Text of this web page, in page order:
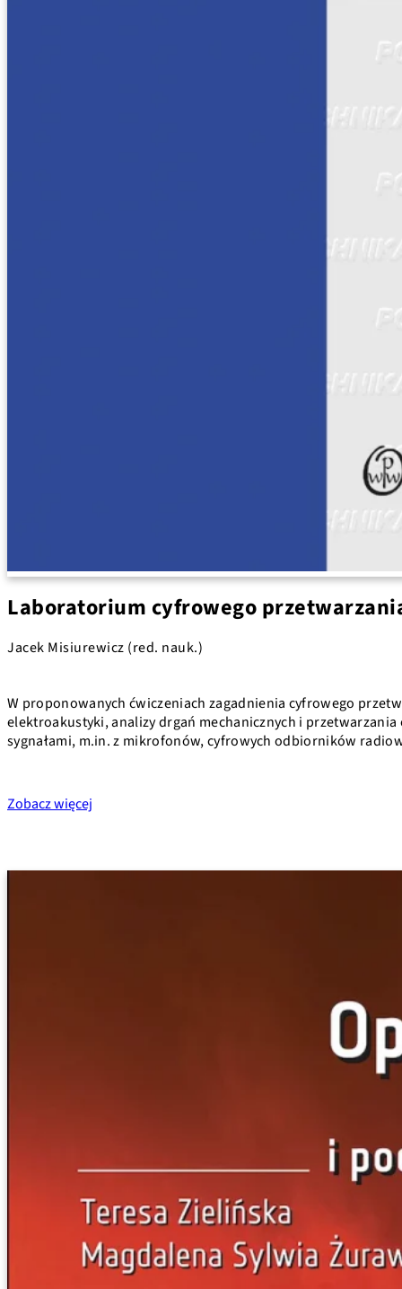
Laboratorium cyfrowego
Jacek Misiurewicz (red. nauk.)
W proponowanych ćwiczeniach zagadnienia cyfrowego
elektroakustyki, analizy drgań mechanicznych i
sygnałami, m.in. z mikrofonów, cyfrowych odbiorników
Zobacz więcej